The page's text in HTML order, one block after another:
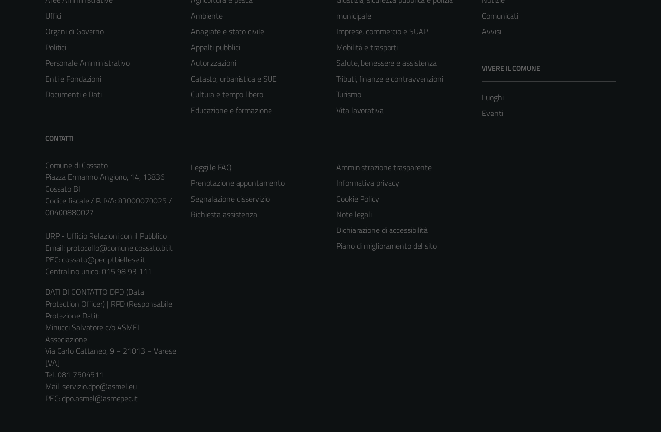
Uffici
Organi di Governo
Politici
Personale Amministrativo
Enti e Fondazioni
Documenti e Dati
Ambiente
Anagrafe e stato civile
Appalti pubblici
Autorizzazioni
Catasto, urbanistica e SUE
Cultura e tempo libero
Educazione e formazione
municipale
Imprese, commercio e SUAP
Mobilità e trasporti
Salute, benessere e assistenza
Tributi, finanze e contravvenzioni
Turismo
Vita lavorativa
Comunicati
Avvisi
VIVERE IL COMUNE
Luoghi
Eventi
CONTATTI
Comune di Cossato
Piazza Ermanno Angiono, 14, 13836
Cossato BI
Codice fiscale / P. IVA: 83000070025 /
00400880027
URP - Ufficio Relazioni con il Pubblico
Email: protocollo@comune.cossato.bi.it
PEC: cossato@pec.ptbiellese.it
Centralino unico: 015 98 93 111
DATI DI CONTATTO DPO (Data
Protection Officer) | RPD (Responsabile
Protezione Dati):
Minucci Salvatore c/o ASMEL
Associazione
Via Carlo Cattaneo, 9 – 21013 – Varese
[VA]
Tel. 081 7504511
Mail: servizio.dpo@asmel.eu
PEC: dpo.asmel@asmepec.it
Leggi le FAQ
Prenotazione appuntamento
Segnalazione disservizio
Richiesta assistenza
Amministrazione trasparente
Informativa privacy
Cookie Policy
Note legali
Dichiarazione di accessibilità
Piano di miglioramento del sito